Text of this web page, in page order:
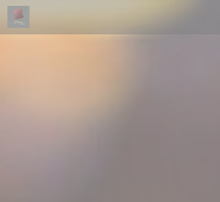
Personalización de sus opciones de cookies